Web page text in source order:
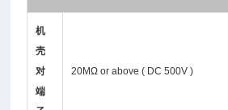
机
壳
对
端
20MΩ or above ( DC 500V )